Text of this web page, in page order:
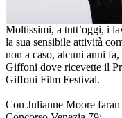
Moltissimi, a tutt’oggi, i
la sua sensibile attività
non a caso, alcuni anni
Giffoni dove ricevette il
Giffoni Film Festival.
Con Julianne Moore